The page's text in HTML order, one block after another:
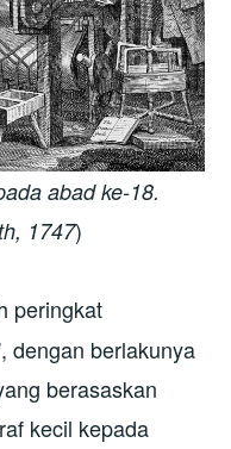
abad ke-18.
1747)
peringkat
dengan berlakunya
berasaskan
kecil kepada